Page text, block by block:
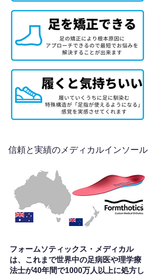
信頼と実績のメディカルインソール
フォームソティックス・メディカル
は、これまで世界中の足病医や理学療
法士が40年間で1000万人以上に処方し